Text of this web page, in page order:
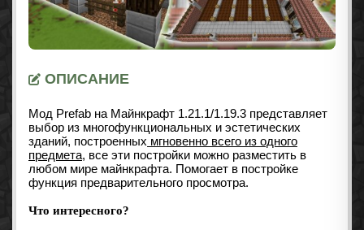
ОПИСАНИЕ
Мод Prefab на Майнкрафт 1.21.1/1.19.3 представляет
выбор из многофункциональных и эстетических
зданий, построенных мгновенно всего из одного
предмета, все эти постройки можно разместить в
любом мире майнкрафта. Помогает в постройке
функция предварительного просмотра.
Что интересного?